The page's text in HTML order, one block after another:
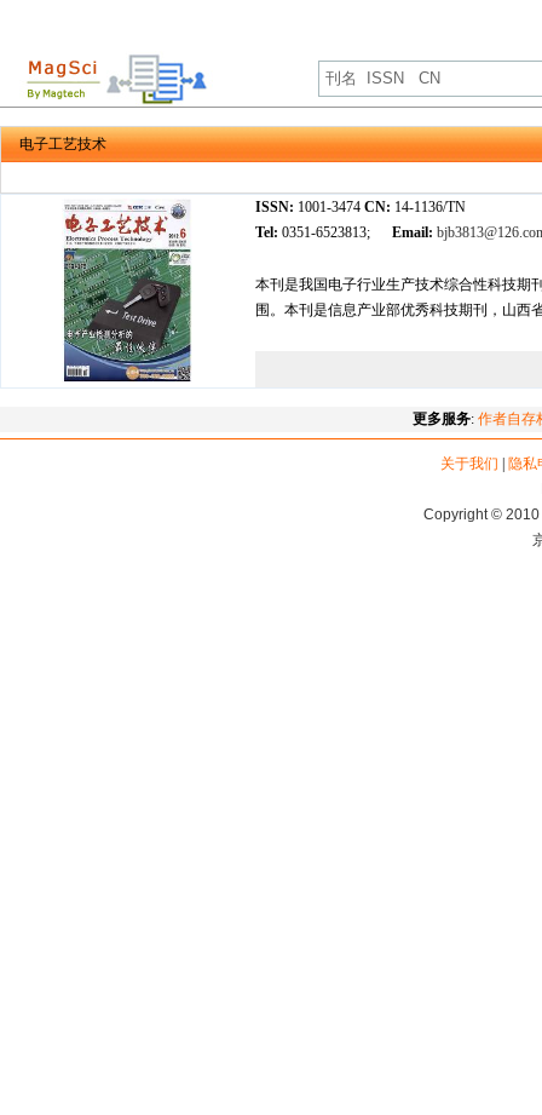
电子工艺技术
ISSN: 1001-3474 CN: 14-1136/TN
Tel: 0351-6523813; Email:
本刊是我国电子行业生产技术综合性科技期
围。本刊是信息产业部优秀科技期刊，山西
更多服务: 作者自存
关于我们
隐私
Copyright © 2010